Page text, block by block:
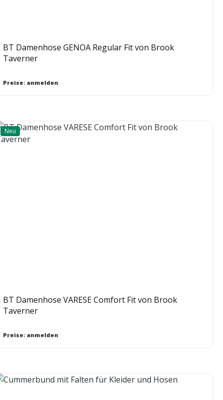
BT Damenhose GENOA Regular Fit von Brook
Taverner
Preise: anmelden
Neu
BT Damenhose VARESE Comfort Fit von Brook
Taverner
Preise: anmelden